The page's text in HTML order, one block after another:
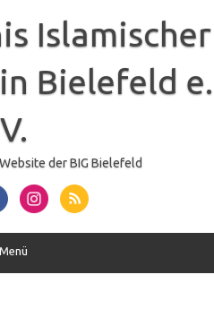
Islamischer
Bielefeld e.
V.
der BIG Bielefeld
Menü